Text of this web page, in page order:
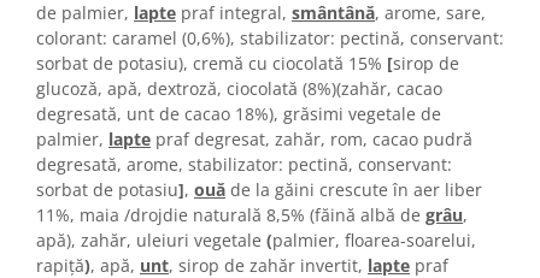
Crochete
Produse de gătit
Faina
Arpacas si pesmet
Malai
Produse congelate
Panificatie congelata
Patiserie congelata
de palmier, lapte praf integral, smântână, arome, sare,
colorant: caramel (0,6%), stabilizator: pectină, conservant:
sorbat de potasiu), cremă cu ciocolată 15% [sirop de
glucoză, apă, dextroză, ciocolată (8%)(zahăr, cacao
degresată, unt de cacao 18%), grăsimi vegetale de
palmier, lapte praf degresat, zahăr, rom, cacao pudră
degresată, arome, stabilizator: pectină, conservant:
sorbat de potasiu], ouă de la găini crescute în aer liber
11%, maia /drojdie naturală 8,5% (făină albă de grâu,
apă), zahăr, uleiuri vegetale (palmier, floarea-soarelui,
rapiţă), apă, unt, sirop de zahăr invertit, lapte praf